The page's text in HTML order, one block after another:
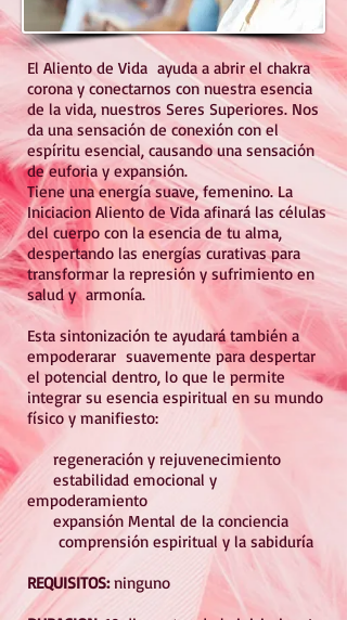
El Aliento de Vida ayuda a abrir el chakra
corona y conectarnos con nuestra esencia
de la vida, nuestros Seres Superiores. Nos
da una sensación de conexión con el
espíritu esencial, causando una sensación
de euforia y expansión.
Tiene una energía suave, femenino. La
Iniciacion Aliento de Vida afinará las células
del cuerpo con la esencia de tu alma,
despertando las energías curativas para
transformar la represión y sufrimiento en
salud y armonía.
Esta sintonización te ayudará también a
empoderarar suavemente para despertar
el potencial dentro, lo que le permite
integrar su esencia espiritual en su mundo
físico y manifiesto:
regeneración y rejuvenecimiento
estabilidad emocional y
empoderamiento
expansión Mental de la conciencia
comprensión espiritual y la sabiduría
REQUISITOS:ninguno